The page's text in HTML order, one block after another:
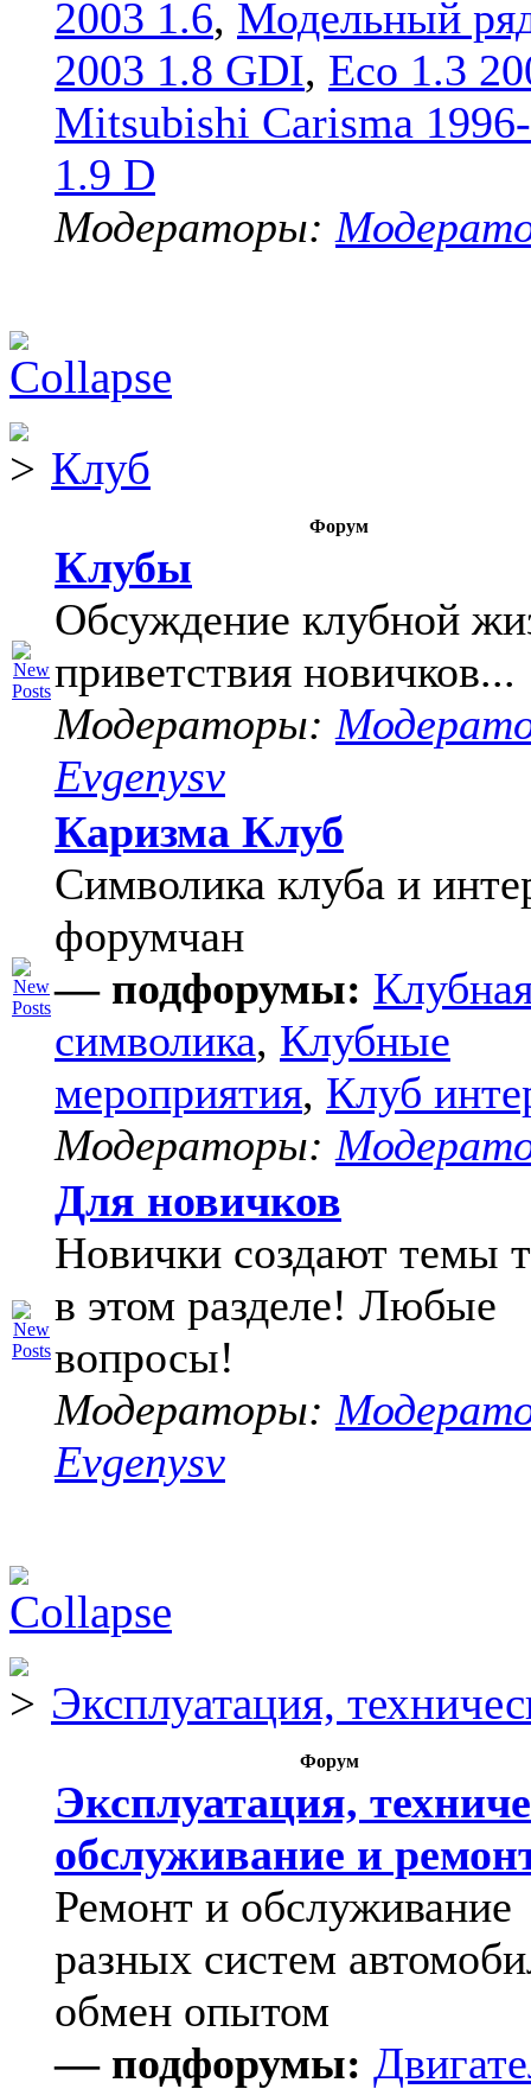
2003 1.6, Модельный
2003 1.8 GDI, Eco 1.3
Mitsubishi Carisma
1.9 D
Модераторы:
Клуб
Форум
Клубы
Обсуждение клубной
приветствия новичков...
Модераторы:
Evgenysv
Каризма Клуб
Символика клуба и
форумчан
— подфорумы:
символика, Клубные
мероприятия, Клуб
Модераторы:
Для новичков
Новички создают темы
в этом разделе! Любые
вопросы!
Модераторы:
Evgenysv
Эксплуатация,
Форум
Эксплуатация,
обслуживание и
Ремонт и обслуживание
разных систем
обмен опытом
— подфорумы: